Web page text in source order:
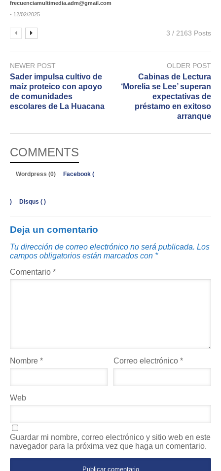
frecuenciamultimedia.adm@gmail.com
- 12/02/2025
3 / 2163 Posts
NEWER POST
Sader impulsa cultivo de
maíz proteico con apoyo
de comunidades
escolares de La Huacana
OLDER POST
Cabinas de Lectura
‘Morelia se Lee’ superan
expectativas de
préstamo en exitoso
arranque
COMMENTS
Wordpress (0) Facebook (
) Disqus ( )
Deja un comentario
Tu dirección de correo electrónico no será publicada. Los
campos obligatorios están marcados con *
Comentario *
Nombre * Correo electrónico*
Web
Guardar mi nombre, correo electrónico y sitio web en este
navegador para la próxima vez que haga un comentario.